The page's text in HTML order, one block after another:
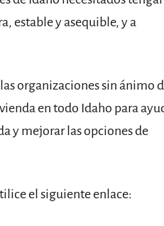
estable y asequible, y a
organizaciones sin ánimo
en todo Idaho para
y mejorar las opciones de
el siguiente enlace: